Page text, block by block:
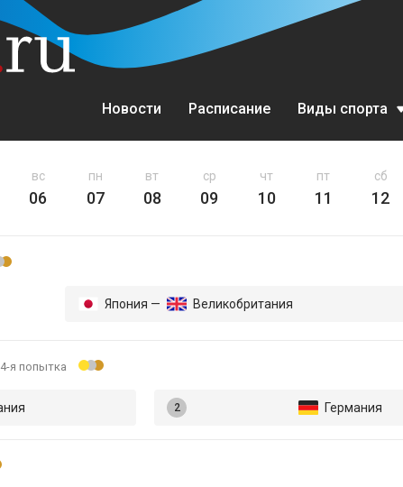
Новости Расписание Виды спорта
Бобслей
вс
06
пн
07
вт
08
ср
09
чт
10
пт
11
сб
12
Япония — Великобритания
я попытка
Германия